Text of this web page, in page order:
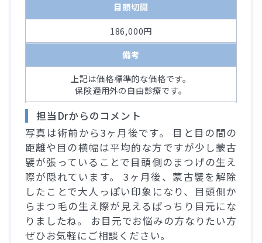
目頭切開
186,000円
備考
上記は価格標準的な価格です。
保険適用外の自由診療です。
担当Drからのコメント
写真は術前から3ヶ月後です。 目と目の間の
距離や目の横幅は平均的な方ですが少し蒙古
襞が張っていることで目頭側のまつげの生え
際が隠れています。 3ヶ月後、蒙古襞を解除
したことで大人っぽい印象になり、目頭側か
らまつ毛の生え際が見えるぱっちり目元にな
りましたね。 お目元でお悩みの方なりたい方
ぜひお気軽にご相談ください。